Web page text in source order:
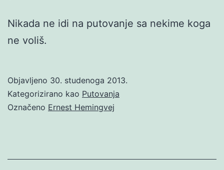
Nikada ne idi na putovanje sa nekime koga
ne voliš.
Objavljeno 30. studenoga 2013.
Kategorizirano kao Putovanja
Označeno Ernest Hemingvej